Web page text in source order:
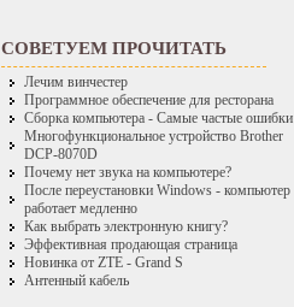
СОВЕТУЕМ ПРОЧИТАТЬ
Лечим винчестер
Программное обеспечение для ресторана
Сборка компьютера - Самые частые ошибки
Многофункциональное устройство Brother
DCP-8070D
Почему нет звука на компьютере?
После переустановки Windows - компьютер
работает медленно
Как выбрать электронную книгу?
Эффективная продающая страница
Новинка от ZTE - Grand S
Антенный кабель